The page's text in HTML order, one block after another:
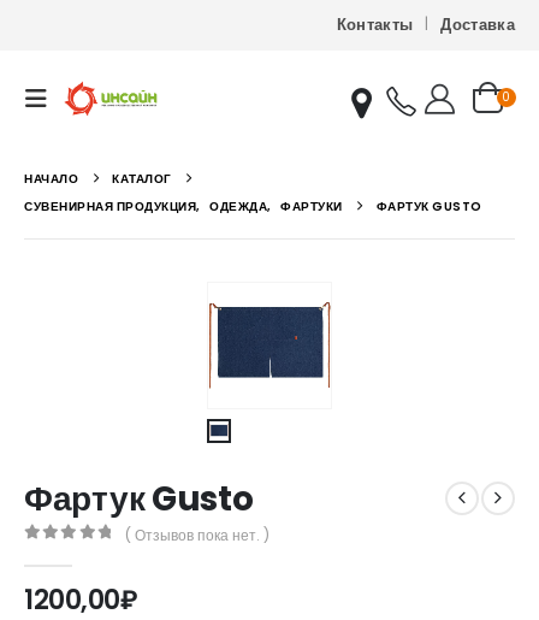
Контакты Доставка
0
НАЧАЛО
КАТАЛОГ
СУВЕНИРНАЯ ПРОДУКЦИЯ, ОДЕЖДА, ФАРТУКИ ФАРТУК GUSTO
Фартук Gusto
( Отзывов пока нет. )
1200,00₽